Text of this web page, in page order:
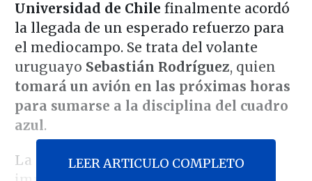
Universidad de Chile finalmente acordó
la llegada de un esperado refuerzo para
el mediocampo. Se trata del volante
uruguayo Sebastián Rodríguez, quien
tomará un avión en las próximas horas
para sumarse a la disciplina del cuadro
azul.
La operación para traer a Rodríguez
LEER ARTICULO COMPLETO